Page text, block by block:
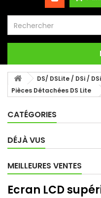
DS/ DSLite / DSi /
Pièces Détachées DS Lite
CATÉGORIES
DÉJÀ VUS
MEILLEURES VENTES
Ecran LCD